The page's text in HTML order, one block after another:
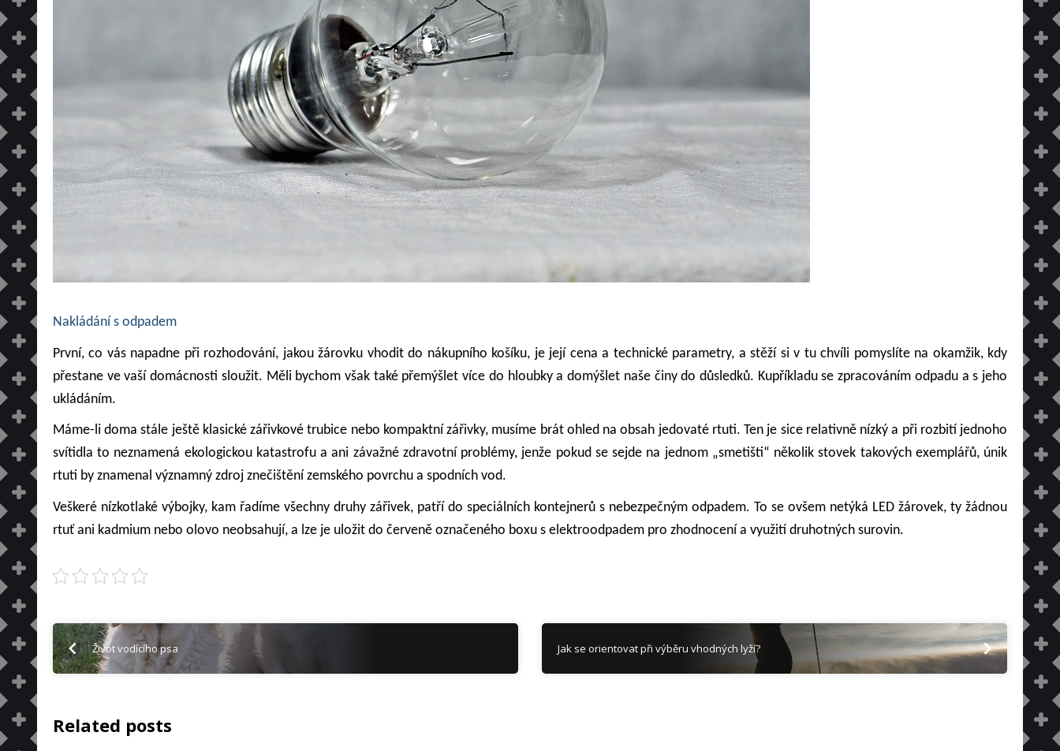
Nakládání s odpadem
První, co vás napadne při rozhodování, jakou žárovku vhodit do nákupního košíku, je její cena a technické parametry, a stěží si v tu chvíli pomyslíte na okamžik, kdy
přestane ve vaší domácnosti sloužit. Měli bychom však také přemýšlet více do hloubky a domýšlet naše činy do důsledků. Kupříkladu se zpracováním odpadu a s jeho
ukládáním.
Máme-li doma stále ještě klasické zářivkové trubice nebo kompaktní zářivky, musíme brát ohled na obsah jedovaté rtuti. Ten je sice relativně nízký a při rozbití jednoho
svítidla to neznamená ekologickou katastrofu a ani závažné zdravotní problémy, jenže pokud se sejde na jednom „smetišti“ několik stovek takových exemplářů, únik
rtuti by znamenal významný zdroj znečištění zemského povrchu a spodních vod.
Veškeré nízkotlaké výbojky, kam řadíme všechny druhy zářivek, patří do speciálních kontejnerů s nebezpečným odpadem. To se ovšem netýká LED žárovek, ty žádnou
rtuť ani kadmium nebo olovo neobsahují, a lze je uložit do červeně označeného boxu s elektroodpadem pro zhodnocení a využití druhotných surovin.
Život vodícího psa Jak se orientovat při výběru vhodných lyží?
Related posts